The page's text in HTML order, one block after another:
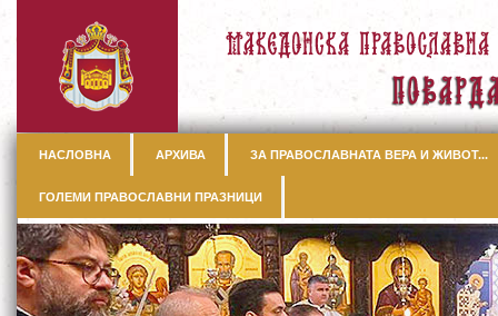
НАСЛОВНА АРХИВА ЗА ПРАВОСЛАВНАТА ВЕРА И ЖИВОТ...
ГОЛЕМИ ПРАВОСЛАВНИ ПРАЗНИЦИ